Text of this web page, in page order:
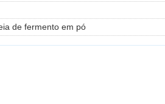
de fermento em pó